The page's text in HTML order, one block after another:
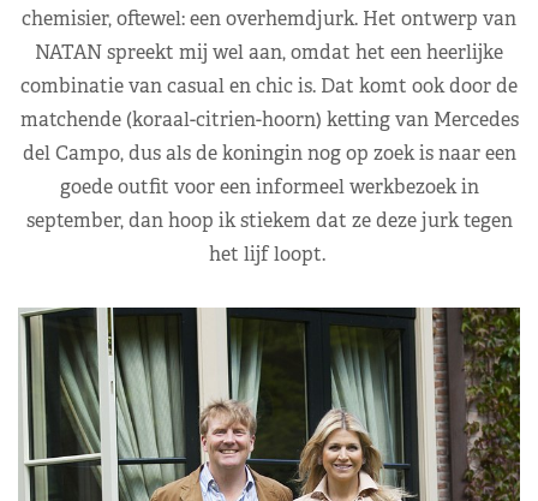
chemisier, oftewel: een overhemdjurk. Het ontwerp van
NATAN spreekt mij wel aan, omdat het een heerlijke
combinatie van casual en chic is. Dat komt ook door de
matchende (koraal-citrien-hoorn) ketting van Mercedes
del Campo, dus als de koningin nog op zoek is naar een
goede outfit voor een informeel werkbezoek in
september, dan hoop ik stiekem dat ze deze jurk tegen
het lijf loopt.